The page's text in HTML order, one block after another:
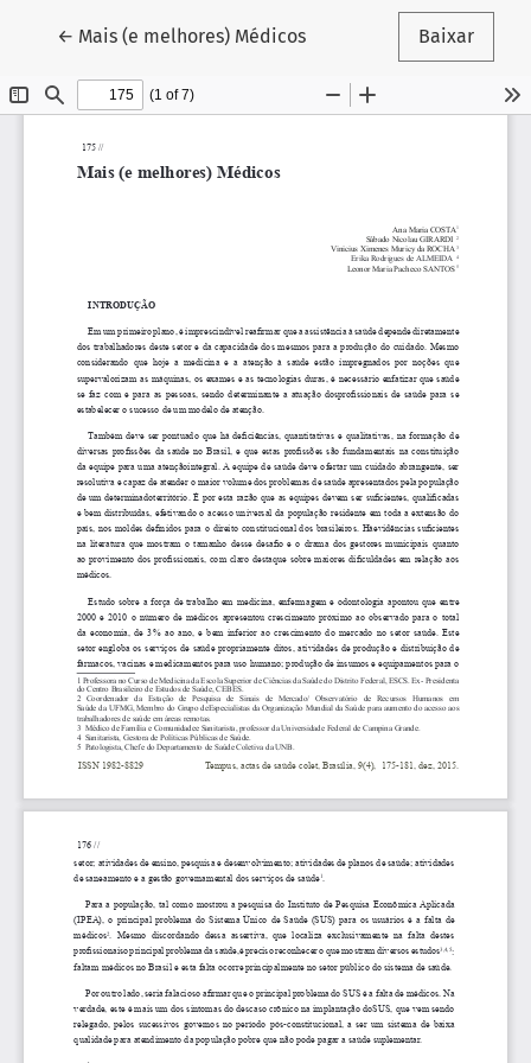
← Voltar aos Detalhes do Artigo
Mais (e melhores) Médicos Baixar